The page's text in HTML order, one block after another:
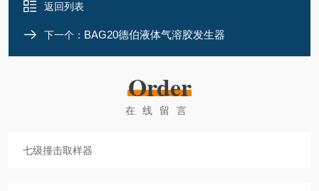
返回列表
下一个： BAG20德伯液体气溶胶发生器
Order
在线留言